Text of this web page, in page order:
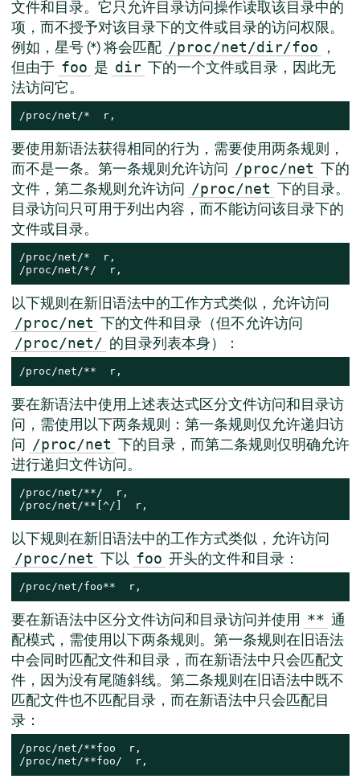
文件和目录。它只允许目录访问操作读取该目录中的
项，而不授予对该目录下的文件或目录的访问权限。
例如，星号 (*) 将会匹配 /proc/net/dir/foo
，
但由于 foo 是 dir 下的一个文件或目录，因此无
法访问它。
/proc/net/*  r,
要使用新语法获得相同的行为，需要使用两条规则，
而不是一条。第一条规则允许访问 /proc/net 下的
文件，第二条规则允许访问 /proc/net 下的目录。
目录访问只可用于列出内容，而不能访问该目录下的
文件或目录。
/proc/net/*  r,
/proc/net/*/  r,
以下规则在新旧语法中的工作方式类似，允许访问
/proc/net 下的文件和目录（但不允许访问
/proc/net/ 的目录列表本身）：
/proc/net/**  r,
要在新语法中使用上述表达式区分文件访问和目录访
问，需使用以下两条规则：第一条规则仅允许递归访
问 /proc/net 下的目录，而第二条规则仅明确允许
进行递归文件访问。
/proc/net/**/  r,
/proc/net/**[^/]  r,
以下规则在新旧语法中的工作方式类似，允许访问
/proc/net 下以 foo 开头的文件和目录：
/proc/net/foo**  r,
要在新语法中区分文件访问和目录访问并使用 ** 通
配模式，需使用以下两条规则。第一条规则在旧语法
中会同时匹配文件和目录，而在新语法中只会匹配文
件，因为没有尾随斜线。第二条规则在旧语法中既不
匹配文件也不匹配目录，而在新语法中只会匹配目
录：
/proc/net/**foo  r,
/proc/net/**foo/  r,